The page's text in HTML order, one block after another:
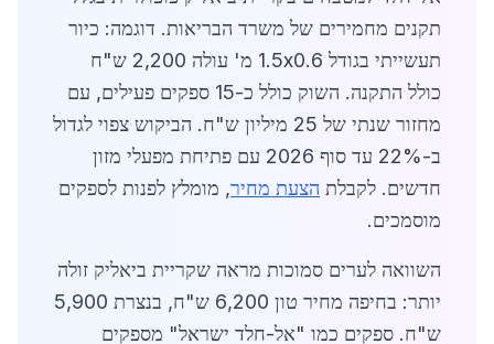
תקנים מחמירים של משרד הבריאות. דוגמה: כיור
תעשייתי בגודל 1.5x0.6 מ' עולה 2,200 ש"ח
כולל התקנה. השוק כולל כ-15 ספקים פעילים, עם
מחזור שנתי של 25 מיליון ש"ח. הביקוש צפוי לגדול
ב-22% עד סוף 2026 עם פתיחת מפעלי מזון
חדשים. לקבלת הצעת מחיר, מומלץ לפנות לספקים
מוסמכים.
השוואה לערים סמוכות מראה שקריית ביאליק זולה
יותר: בחיפה מחיר טון 6,200 ש"ח, בנצרת 5,900
ש"ח. ספקים כמו "אל-חלד ישראל" מספקים